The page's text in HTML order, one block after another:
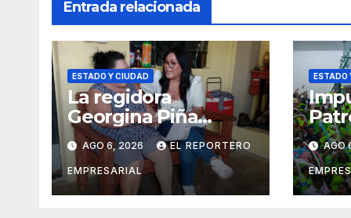
Entrada relacionada
ESTADO Y CIUDAD
La regidora
Georgina Piña
fortalece la
movilidad de
adultos mayores
con la entrega de
AGO 6, 2026 EL REPORTERO
EMPRESARIAL
ESTADO
AGO